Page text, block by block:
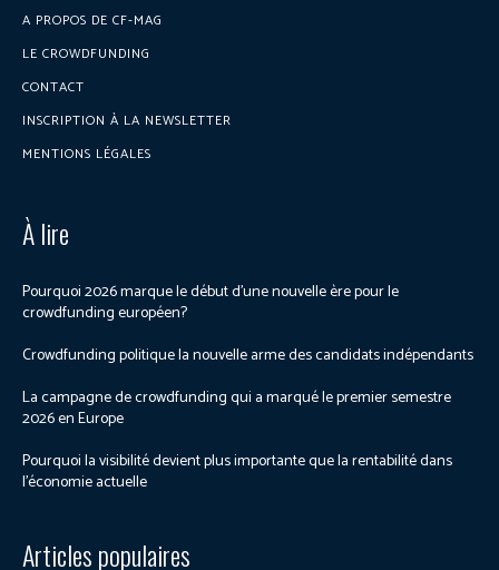
A PROPOS DE CF-MAG
LE CROWDFUNDING
CONTACT
INSCRIPTION À LA NEWSLETTER
MENTIONS LÉGALES
À lire
Pourquoi 2026 marque le début d’une nouvelle ère pour le
crowdfunding européen?
Crowdfunding politique la nouvelle arme des candidats indépendants
La campagne de crowdfunding qui a marqué le premier semestre
2026 en Europe
Pourquoi la visibilité devient plus importante que la rentabilité dans
l’économie actuelle
Articles populaires